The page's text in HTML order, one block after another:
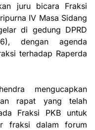
juru bicara Fraksi
IV Masa Sidang
di gedung DPRD
dengan agenda
terhadap Raperda
mengucapkan
rapat yang telah
Fraksi PKB untuk
fraksi dalam forum